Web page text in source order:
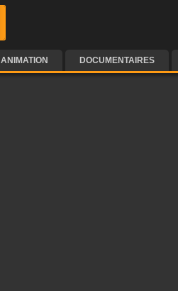
ANIMATION DOCUMENTAIRES